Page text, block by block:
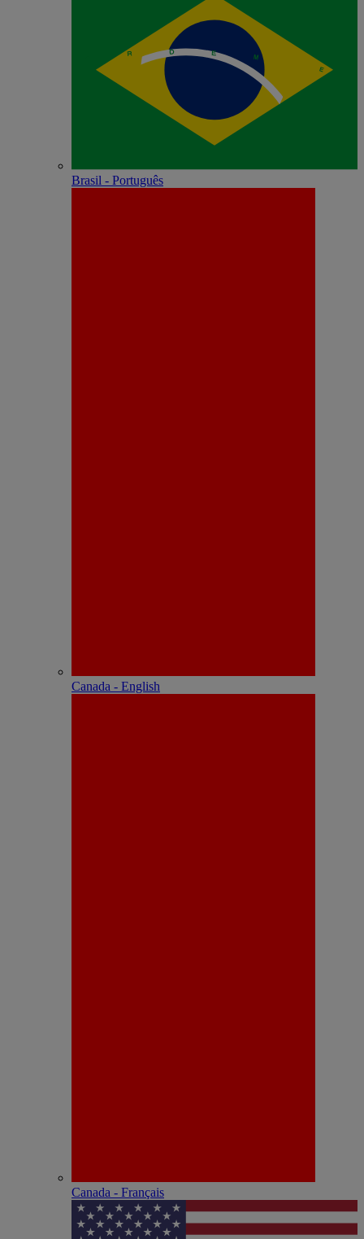
Brasil - Português
Canada - English
Canada - Français